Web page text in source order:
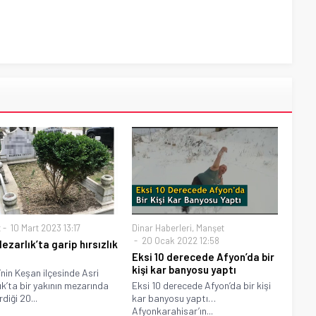
10 Mart 2023 13:17
garip hırsızlık
Keşan ilçesinde Asri
bir yakının mezarında
20...
Dinar Haberleri, Manşet
20 Ocak 2022 12:58
Eksi 10 derecede Afyon’da bir
kişi kar banyosu yaptı
Eksi 10 derecede Afyon’da bir kişi
kar banyosu yaptı…
Afyonkarahisar’ın...